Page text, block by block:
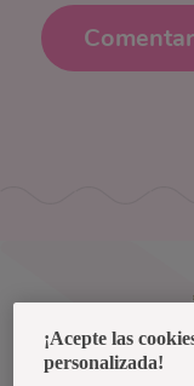
Comentar
¡Acepte las
personalizada!